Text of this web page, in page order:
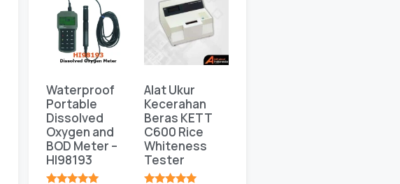
Waterproof
Portable
Dissolved
Oxygen and
BOD Meter –
HI98193
Alat Ukur
Kecerahan
Beras KETT
C600 Rice
Whiteness
Tester